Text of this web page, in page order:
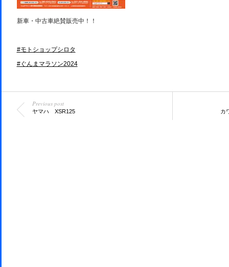
新車・中古車絶賛販売中！！
#モトショップシロタ
#ぐんまマラソン2024
Previous post
ヤマハ XSR125 カ